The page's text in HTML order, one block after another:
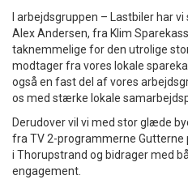
I arbejdsgruppen – Lastbiler har
Alex Andersen, fra Klim
taknemmelige for den utrolige
modtager fra vores lokale
også en fast del af vores
os med stærke lokale
Derudover vil vi med stor glæde
fra TV 2-programmerne Gutterne
i Thorupstrand og bidrager med
engagement.